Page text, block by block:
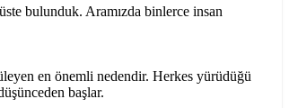
bulunduk. Aramızda binlerce insan
en önemli nedendir. Herkes yürüdüğü
başlar.